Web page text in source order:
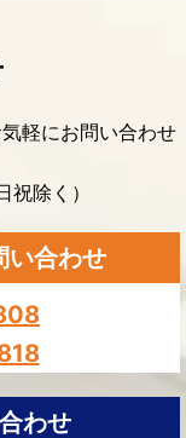
軽にお問い合わせ
除く）
い合わせ
わせ